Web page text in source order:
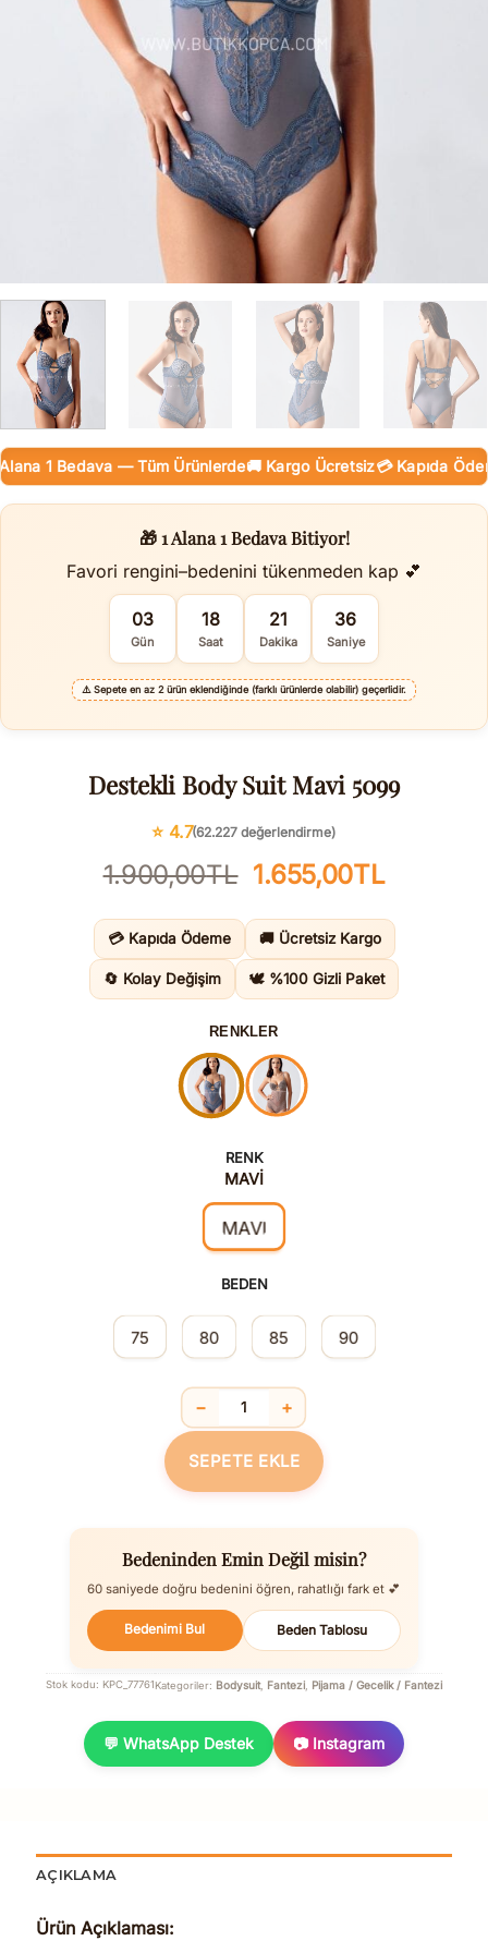
1 Bedava — Tüm Ürünlerde🚚 Kargo Ücretsiz💳 Kapıda
🎁 1 Alana 1 Bedava Bitiyor!
Favori rengini–bedenini tükenmeden kap 💕
03
Gün
18
Saat
21
Dakika
35
Saniye
⚠️ Sepete en az 2 ürün eklendiğinde (farklı ürünlerde olabilir) geçerlidir.
Destekli Body Suit Mavi 5099
⭐ 4.7(62.227 değerlendirme)
1.900,00TL Orijinal
1.900,00TL.
1.655,00TLŞu
💳 Kapıda Ödeme 🚚 Ücretsiz Kargo
🔄 Kolay Değişim 🕊️ %100 Gizli Paket
RENKLER
RENK
MAVİ
MAVİ
BEDEN
75 80 85 90
Destekli Body Suit Mavi 5099 adet
− +
SEPETE EKLE
Bedeninden Emin Değil misin?
60 saniyede doğru bedenini öğren, rahatlığı fark et 💕
Bedenimi Bul Beden Tablosu
Stok kodu: KPC_77761Kategoriler: Bodysuit, Fantezi Pijama / Gecelik / Fantezi
💬 WhatsApp Destek 📷 Instagram
AÇIKLAMA
Ürün Açıklaması: